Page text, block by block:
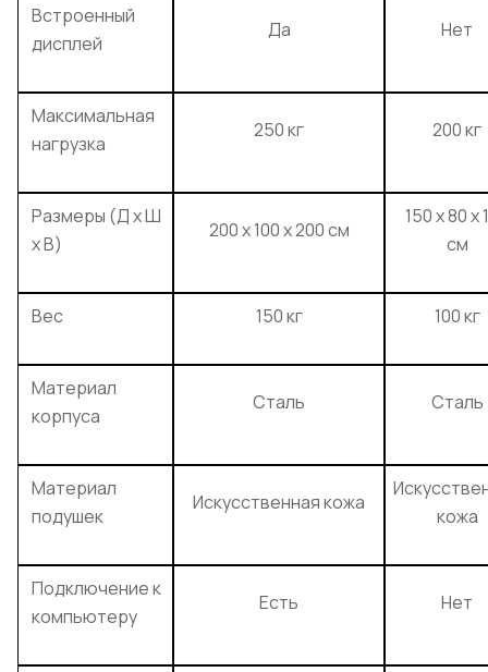
Встроенный
дисплей
Да Нет
Максимальная
нагрузка
250 кг 200 кг
Размеры (Д х Ш
х В)
200 x 100 x 200 см
150 x 80 x
см
Вес 150 кг 100 кг
Материал
корпуса
Сталь Сталь
Материал
подушек
Искусственная кожа
кожа
Подключение к
компьютеру
Есть Нет